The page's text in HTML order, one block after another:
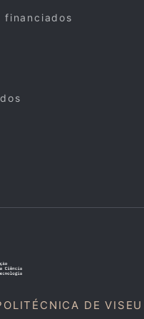
financiados
DE VISEU